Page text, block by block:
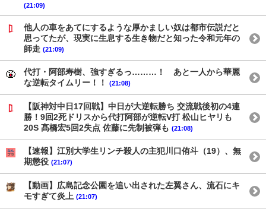
(21:09)
他人の車をあてにするような厚かましい奴は都市伝説だと
思ってたが、現実に生息する生き物だと知った令和元年の
師走 (21:09)
代打・阿部寿樹、強すぎるっ………！ あと一人から華麗
な逆転タイムリー！！
(21:08)
【阪神対中日17回戦】中日が大逆転勝ち 交流戦後初の4連
勝！9回2死ドリスから代打阿部が逆転V打 松山ヒヤリも
20S 髙橋宏5回2失点 佐藤に先制被弾も (21:08)
【速報】江別大学生リンチ殺人の主犯川口侑斗（19）、無
期懲役 (21:07)
【動画】広島記念公園を追い出された左翼さん、流石にキ
モすぎて炎上 (21:07)